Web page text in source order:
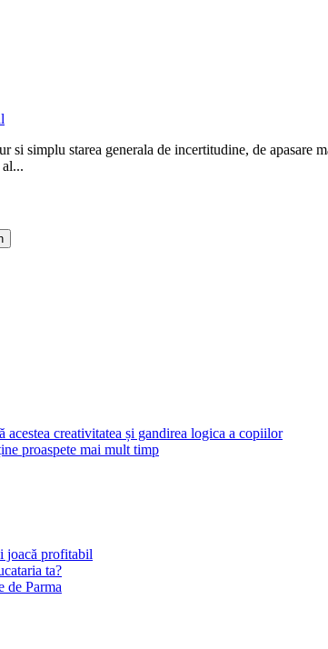
si simplu starea generala de incertitudine, de
creativitatea și gandirea logica a copiilor
proaspete mai mult timp
joacă profitabil
ta?
de Parma